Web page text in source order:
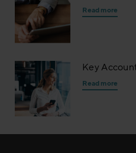
Read more
Key
Read more